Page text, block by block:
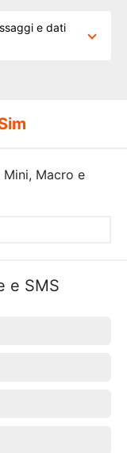
e dati
Macro e
e SMS